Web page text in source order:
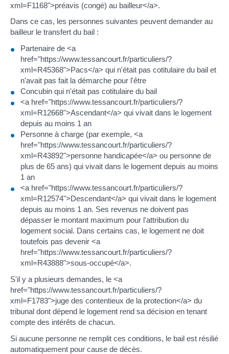
xml=F1168">préavis (congé) au bailleur</a>.
Dans ce cas, les personnes suivantes peuvent demander au
bailleur le transfert du bail :
Partenaire de <a
href="https://www.tessancourt.fr/particuliers/?
xml=R45368">Pacs</a> qui n'était pas cotitulaire du bail et
n'avait pas fait la démarche pour l'être
Concubin qui n'était pas cotitulaire du bail
<a href="https://www.tessancourt.fr/particuliers/?
xml=R12668">Ascendant</a> qui vivait dans le logement
depuis au moins 1 an
Personne à charge (par exemple, <a
href="https://www.tessancourt.fr/particuliers/?
xml=R43892">personne handicapée</a> ou personne de
plus de 65 ans) qui vivait dans le logement depuis au moins
1 an
<a href="https://www.tessancourt.fr/particuliers/?
xml=R12574">Descendant</a> qui vivait dans le logement
depuis au moins 1 an. Ses revenus ne doivent pas
dépasser le montant maximum pour l'attribution du
logement social. Dans certains cas, le logement ne doit
toutefois pas devenir <a
href="https://www.tessancourt.fr/particuliers/?
xml=R43888">sous-occupé</a>.
S'il y a plusieurs demandes, le <a
href="https://www.tessancourt.fr/particuliers/?
xml=F1783">juge des contentieux de la protection</a> du
tribunal dont dépend le logement rend sa décision en tenant
compte des intérêts de chacun.
Si aucune personne ne remplit ces conditions, le bail est résilié
automatiquement pour cause de décès.